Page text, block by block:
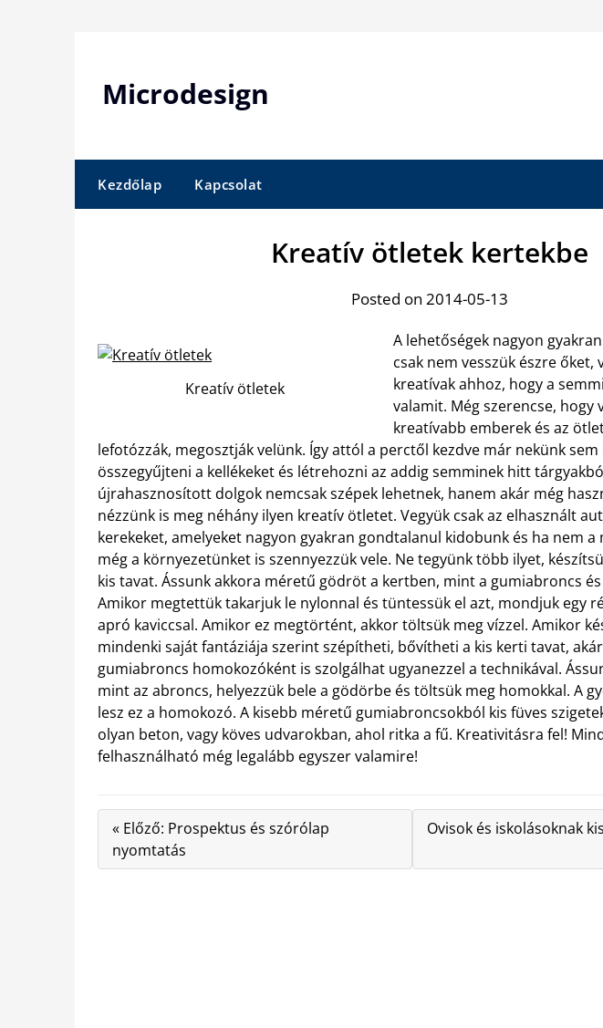
Microdesign
Kezdőlap Kapcsolat
Kreatív ötletek kertekbe
Posted on 2014-05-13
Kreatív ötletek
A lehetőségek nagyon
csak nem vesszük észre őket,
kreatívak ahhoz, hogy a
valamit. Még szerencse, hogy
kreatívabb emberek és az
lefotózzák, megosztják velünk. Így attól a perctől kezdve már nekünk
összegyűjteni a kellékeket és létrehozni az addig semminek hitt
újrahasznosított dolgok nemcsak szépek lehetnek, hanem akár még
nézzünk is meg néhány ilyen kreatív ötletet. Vegyük csak az elhasznált
kerekeket, amelyeket nagyon gyakran gondtalanul kidobunk és ha nem a
még a környezetünket is szennyezzük vele. Ne tegyünk több ilyet,
kis tavat. Ássunk akkora méretű gödröt a kertben, mint a gumiabroncs
Amikor megtettük takarjuk le nylonnal és tüntessük el azt, mondjuk egy
apró kaviccsal. Amikor ez megtörtént, akkor töltsük meg vízzel. Amikor
mindenki saját fantáziája szerint szépítheti, bővítheti a kis kerti tavat,
gumiabroncs homokozóként is szolgálhat ugyanezzel a technikával.
mint az abroncs, helyezzük bele a gödörbe és töltsük meg homokkal. A
lesz ez a homokozó. A kisebb méretű gumiabroncsokból kis füves
olyan beton, vagy köves udvarokban, ahol ritka a fű. Kreativitásra fel!
felhasználható még legalább egyszer valamire!
« Előző: Prospektus és szórólap
nyomtatás
Ovisok és iskolásoknak